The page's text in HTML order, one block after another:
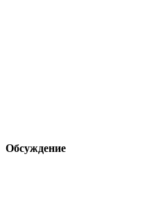
Обсуждение